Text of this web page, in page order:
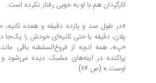
کارگردان هم با او به خوبی رفتار نکرده است.
«در طول صد و یازده دقیقه و هفده
پلان، دقیقه یا حتی ثانیه‌ای خودش را یک‌جا
«پ»، همه آنچه از فروغ‌السلطنه باقی
پراکنده در آینه‌های مشبک دیده
اوست.» (ص ۸۴)